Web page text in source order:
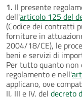
1. Il presente
dell'articolo 125 del
(Codice dei contratti
forniture in
2004/18/CE), le
beni e servizi di
Per tutto quanto non
regolamento e nell'
applicano, ove
II, III e IV, del decreto